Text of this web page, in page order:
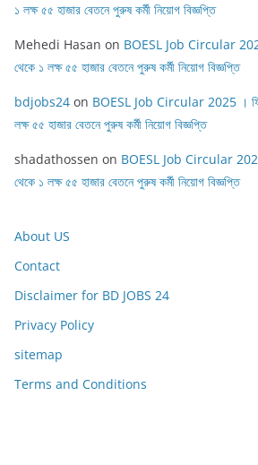
১ লক্ষ ৫৫ হাজার বেতনে পুরুষ কর্মী নিয়োগ বিজ্ঞপ্তি
Mehedi Hasan on BOESL Job Circular 2025
থেকে ১ লক্ষ ৫৫ হাজার বেতনে পুরুষ কর্মী নিয়োগ বিজ্ঞপ্তি
bdjobs24 on BOESL Job Circular 2025 ।
লক্ষ ৫৫ হাজার বেতনে পুরুষ কর্মী নিয়োগ বিজ্ঞপ্তি
shadathossen on BOESL Job Circular 2025
থেকে ১ লক্ষ ৫৫ হাজার বেতনে পুরুষ কর্মী নিয়োগ বিজ্ঞপ্তি
About US
Contact
Disclaimer for BD JOBS 24
Privacy Policy
sitemap
Terms and Conditions